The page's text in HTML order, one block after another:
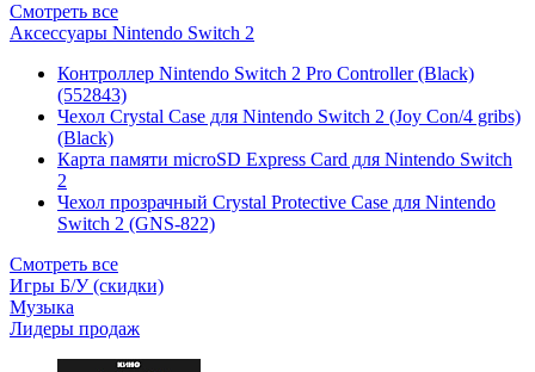
Смотреть все
Аксессуары Nintendo Switch 2
Контроллер Nintendo Switch 2 Pro Controller (Black)
(552843)
Чехол Сrystal Сase для Nintendo Switch 2 (Joy Con/4 gribs)
(Black)
Карта памяти microSD Express Card для Nintendo Switch
2
Чехол прозрачный Crystal Protective Case для Nintendo
Switch 2 (GNS-822)
Смотреть все
Игры Б/У (скидки)
Музыка
Лидеры продаж